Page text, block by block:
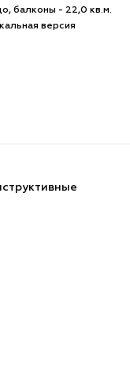
балконы - 22,0 кв.м.
версия